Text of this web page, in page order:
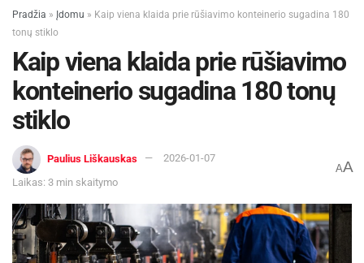
Pradžia » Įdomu » Kaip viena klaida prie rūšiavimo konteinerio sugadina 180
tonų stiklo
Kaip viena klaida prie rūšiavimo
konteinerio sugadina 180 tonų
stiklo
Paulius Liškauskas
2026-01-07
Laikas: 3 min skaitymo
AA